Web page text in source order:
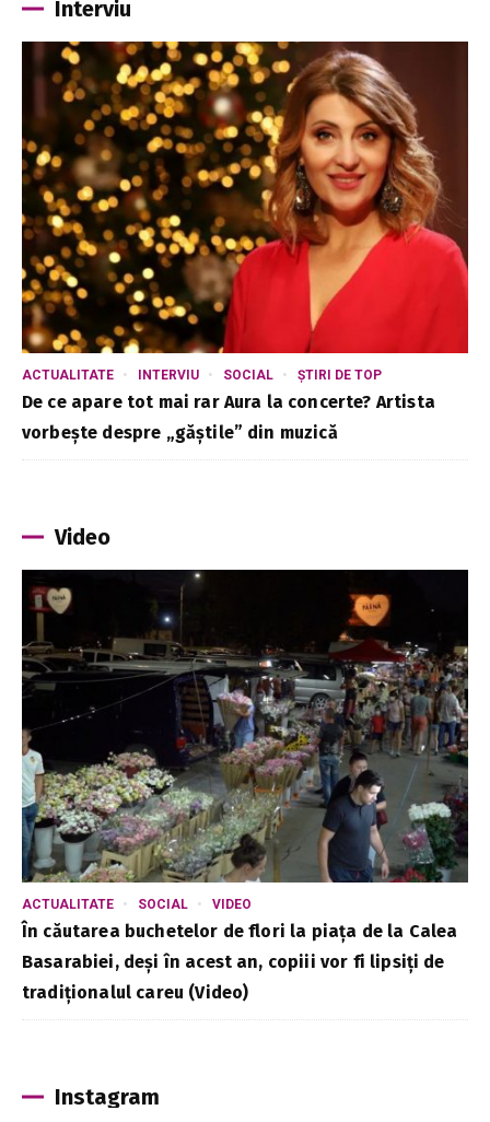
Interviu
ACTUALITATE INTERVIU SOCIAL ȘTIRI DE TOP
De ce apare tot mai rar Aura la concerte? Artista
vorbește despre „găștile” din muzică
Video
ACTUALITATE SOCIAL VIDEO
În căutarea buchetelor de flori la piața de la Calea
Basarabiei, deși în acest an, copiii vor fi lipsiți de
tradiționalul careu (Video)
Instagram